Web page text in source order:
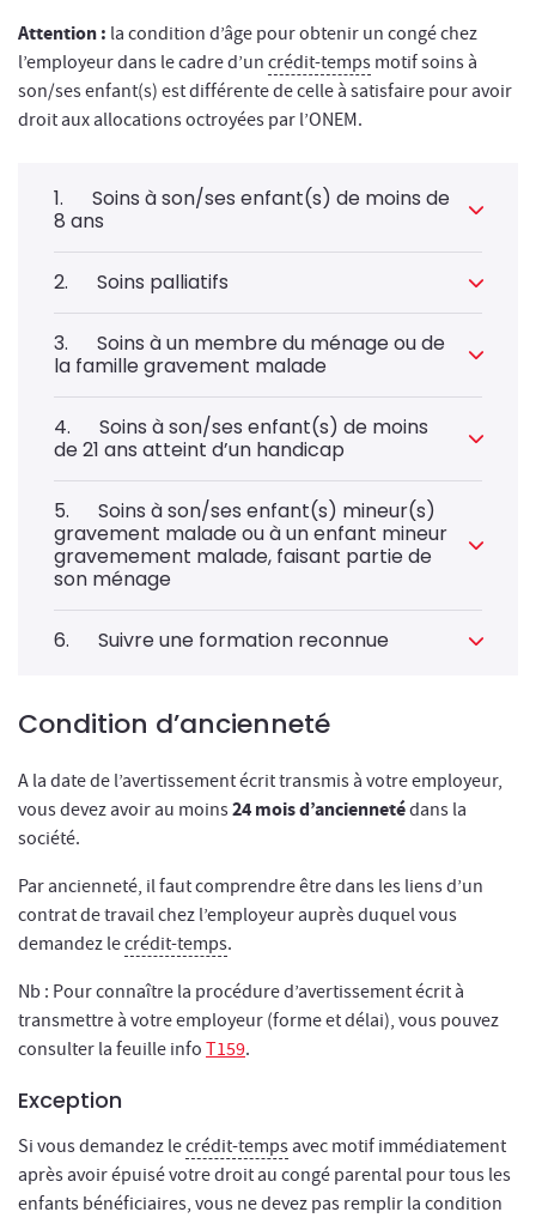
Attention : la condition d’âge pour obtenir un congé chez
l’employeur dans le cadre d’un crédit-temps motif soins à
son/ses enfant(s) est différente de celle à satisfaire pour avoir
droit aux allocations octroyées par l’ONEM.
1. Soins à son/ses enfant(s) de moins de
8 ans
2. Soins palliatifs
3. Soins à un membre du ménage ou de
la famille gravement malade
4. Soins à son/ses enfant(s) de moins
de 21 ans atteint d’un handicap
5. Soins à son/ses enfant(s) mineur(s)
gravement malade ou à un enfant mineur
gravemement malade, faisant partie de
son ménage
6. Suivre une formation reconnue
Condition d’ancienneté
A la date de l’avertissement écrit transmis à votre employeur,
vous devez avoir au moins24 mois d’anciennetédans la
société.
Par ancienneté, il faut comprendre être dans les liens d’un
contrat de travail chez l’employeur auprès duquel vous
demandez lecrédit-temps.
Nb : Pour connaître la procédure d’avertissement écrit à
transmettre à votre employeur (forme et délai), vous pouvez
consulter la feuille info T159.
Exception
Si vous demandez lecrédit-temps avec motif immédiatement
après avoir épuisé votre droit au congé parental pour tous les
enfants bénéficiaires, vous ne devez pas remplir la condition